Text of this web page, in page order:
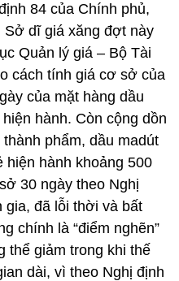
84 của Chính phủ,
dĩ giá xăng đợt này
Quản lý giá – Bộ Tài
cách tính giá cơ sở của
của mặt hàng dầu
hành. Còn cộng dồn
phẩm, dầu madút
hiện hành khoảng 500
30 ngày theo Nghị
gia, đã lỗi thời và bất
chính là “điểm nghẽn”
thể giảm trong khi thế
dài, vì theo Nghị định